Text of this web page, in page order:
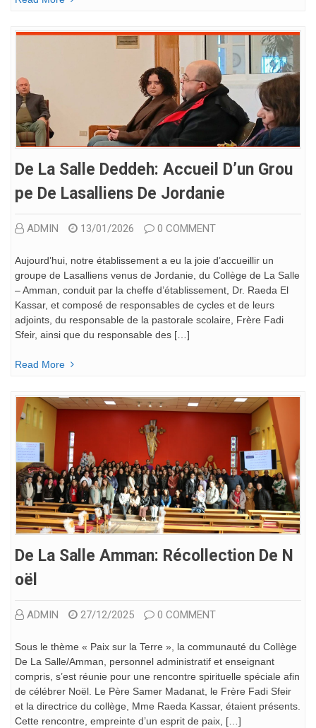
De La Salle Deddeh: Accueil D’un Grou
Pe De Lasalliens De Jordanie
ADMIN 13/01/2026 0 COMMENT
Aujourd’hui, notre établissement a eu la joie d’accueillir un
groupe de Lasalliens venus de Jordanie, du Collège de La Salle
– Amman, conduit par la cheffe d’établissement, Dr. Raeda El
Kassar, et composé de responsables de cycles et de leurs
adjoints, du responsable de la pastorale scolaire, Frère Fadi
Sfeir, ainsi que du responsable des […]
Read More
De La Salle Amman: Récollection De N
Oël
ADMIN 27/12/2025 0 COMMENT
Sous le thème « Paix sur la Terre », la communauté du Collège
De La Salle/Amman, personnel administratif et enseignant
compris, s’est réunie pour une rencontre spirituelle spéciale afin
de célébrer Noël. Le Père Samer Madanat, le Frère Fadi Sfeir
et la directrice du collège, Mme Raeda Kassar, étaient présents.
Cette rencontre, empreinte d’un esprit de paix, […]